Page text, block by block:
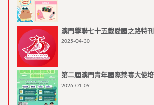
澳門學聯七十五載愛國之路特刊
2025-04-30
第二屆澳門青年國際禁毒大使
2026-01-09